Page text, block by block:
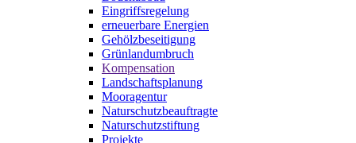
Eingriffsregelung
erneuerbare Energien
Gehölzbeseitigung
Grünlandumbruch
Kompensation
Landschaftsplanung
Mooragentur
Naturschutzbeauftragte
Naturschutzstiftung
Projekte